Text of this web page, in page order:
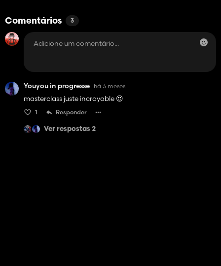
Comentários 3
Youyou in progresse há 3 meses
masterclass juste incroyable 😍
1 Responder
Ver respostas 2